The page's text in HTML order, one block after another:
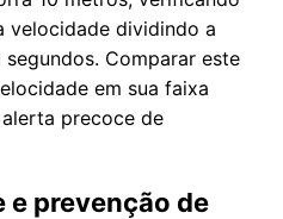
velocidade dividindo a
Comparar este
em sua faixa
precoce de
e prevenção de